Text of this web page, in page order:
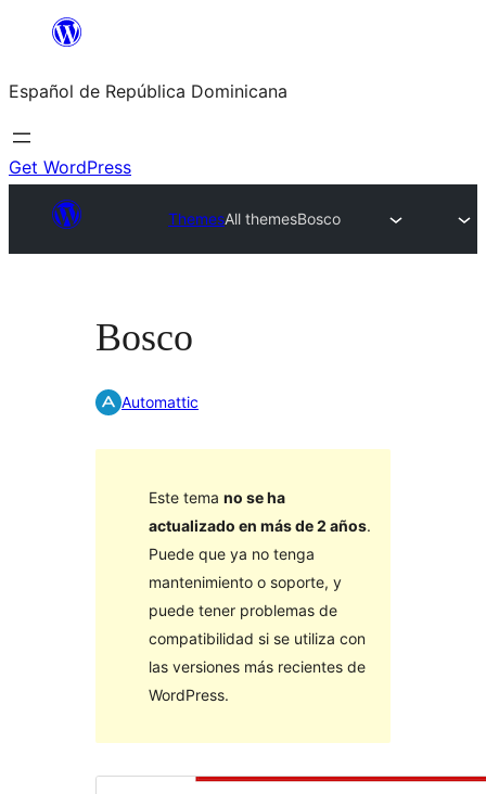
Saltar
contenido
Español de República Dominicana
Get WordPress
ThemesAll themesBosco
Bosco
Automattic
Este tema no se ha
actualizado en más de 2 años.
Puede que ya no tenga
mantenimiento o soporte, y
puede tener problemas de
compatibilidad si se utiliza con
las versiones más recientes de
WordPress.